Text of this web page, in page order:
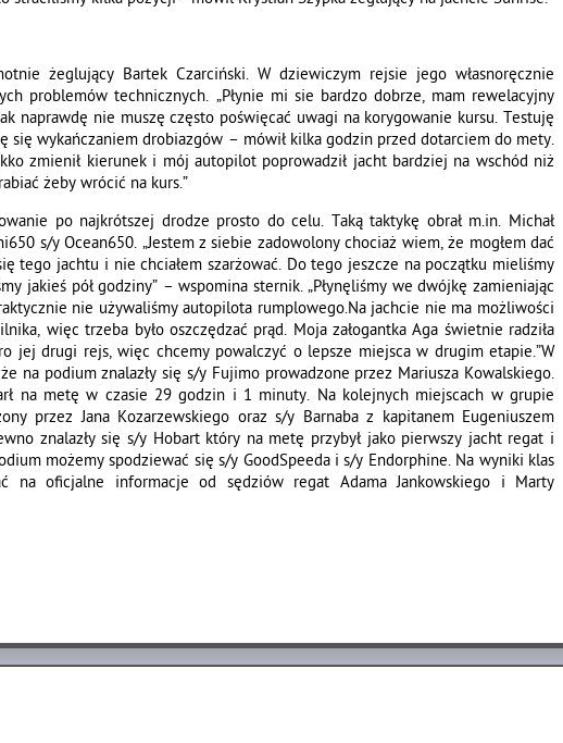
żeglujący Bartek Czarciński. W dziewiczym rejsie jego własnoręcznie
problemów technicznych. „Płynie mi sie bardzo dobrze, mam rewelacyjny
naprawdę nie muszę często poświęcać uwagi na korygowanie kursu. Testuję
się wykańczaniem drobiazgów – mówił kilka godzin przed dotarciem do mety.
zmienił kierunek i mój autopilot poprowadził jacht bardziej na wschód niż
żeby wrócić na kurs.”
po najkrótszej drodze prosto do celu. Taką taktykę obrał m.in. Michał
s/y Ocean650. „Jestem z siebie zadowolony chociaż wiem, że mogłem dać
tego jachtu i nie chciałem szarżować. Do tego jeszcze na początku mieliśmy
jakieś pół godziny” – wspomina sternik. „Płynęliśmy we dwójkę zamieniając
nie używaliśmy autopilota rumplowego.Na jachcie nie ma możliwości
więc trzeba było oszczędzać prąd. Moja załogantka Aga świetnie radziła
jej drugi rejs, więc chcemy powalczyć o lepsze miejsca w drugim etapie.”W
na podium znalazły się s/y Fujimo prowadzone przez Mariusza Kowalskiego.
na metę w czasie 29 godzin i 1 minuty. Na kolejnych miejscach w grupie
przez Jana Kozarzewskiego oraz s/y Barnaba z kapitanem Eugeniuszem
znalazły się s/y Hobart który na metę przybył jako pierwszy jacht regat i
możemy spodziewać się s/y GoodSpeeda i s/y Endorphine. Na wyniki klas
na oficjalne informacje od sędziów regat Adama Jankowskiego i Marty